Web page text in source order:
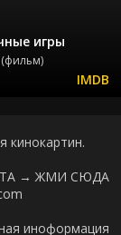
игры
(фильм)
кинокартин.
→ ЖМИ СЮДА
иноформация